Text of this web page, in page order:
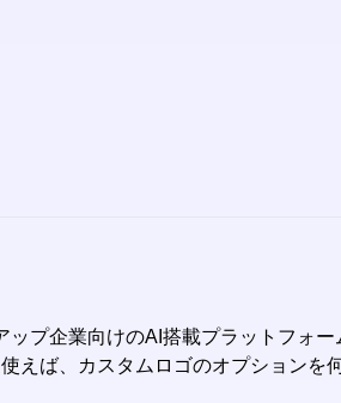
プ企業向けのAI搭載プラットフォ
えば、カスタムロゴのオプション